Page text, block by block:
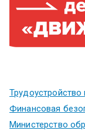
Трудоустройство
Финансовая
Министерство